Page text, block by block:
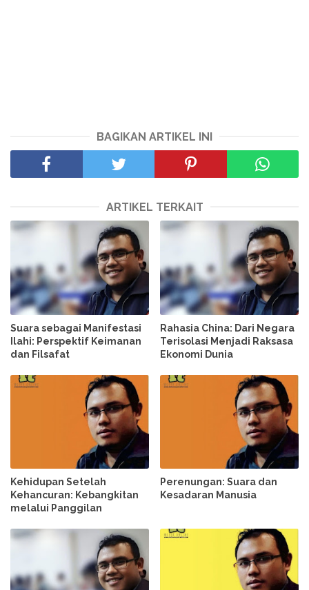
BAGIKAN ARTIKEL INI
ARTIKEL TERKAIT
Suara sebagai Manifestasi
Ilahi: Perspektif Keimanan
dan Filsafat
Rahasia China: Dari Negara
Terisolasi Menjadi Raksasa
Ekonomi Dunia
Kehidupan Setelah
Kehancuran: Kebangkitan
melalui Panggilan
Perenungan: Suara dan
Kesadaran Manusia